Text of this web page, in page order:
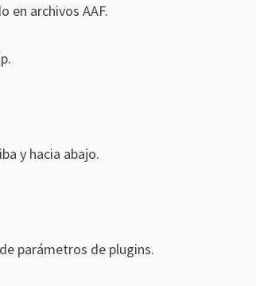
en archivos AAF.
y hacia abajo.
parámetros de plugins.